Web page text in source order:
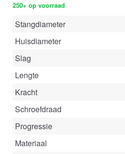
250+ op voorraad
Stangdiameter
Huisdiameter
Slag
Lengte
Kracht
Schroefdraad
Progressie
Materiaal